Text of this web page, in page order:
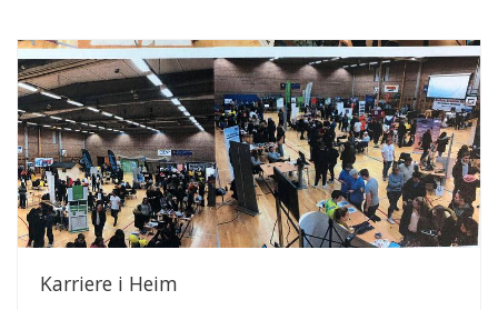
Karriere i Heim